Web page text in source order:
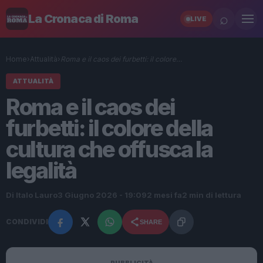
La Cronaca di Roma LIVE ⌕
Home› Attualità› Roma e il caos dei furbetti: il colore…
ATTUALITÀ
Roma e il caos dei
furbetti: il colore della
cultura che offusca la
legalità
Di Italo Lauro3 Giugno 2026 - 19:092 mesi fa2 min di lettura
CONDIVIDI SHARE